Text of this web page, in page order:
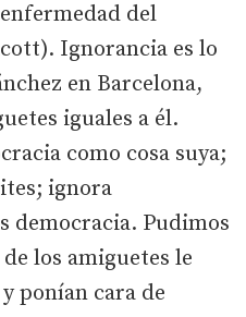
del
Ignorancia es lo
en Barcelona,
iguales a él.
como cosa suya;
ignora
democracia. Pudimos
los amiguetes le
ponían cara de